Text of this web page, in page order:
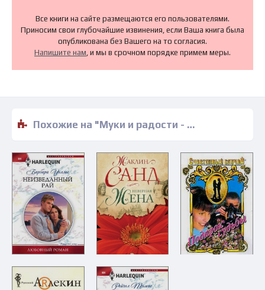
Все книги на сайте размещаются его пользователями.
Приносим свои глубочайшие извинения, если Ваша книга была
опубликована без Вашего на то согласия.
Напишите нам, и мы в срочном порядке примем меры.
Похожие на "Муки и радости - Эйлин Колдер" книги читать бесплатно полные версии